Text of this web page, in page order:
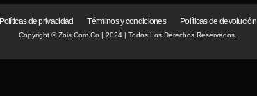
Políticas de privacidad Términos y condiciones Políticas de devolución
Copyright © Zois.com.co | 2024 | Todos Los Derechos Reservados.